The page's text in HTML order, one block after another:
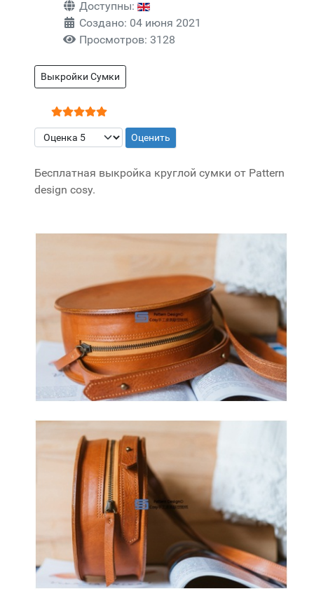
Доступны:
Создано: 04 июня 2021
Просмотров: 3128
Выкройки Сумки
Рейтинг:5/5
Пожалуйста, оцените
Бесплатная выкройка круглой сумки от Pattern
design cosy.